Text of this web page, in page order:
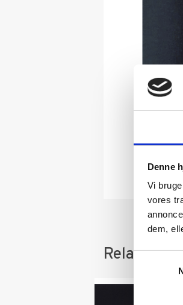
Denne
Vi
vores
dem,